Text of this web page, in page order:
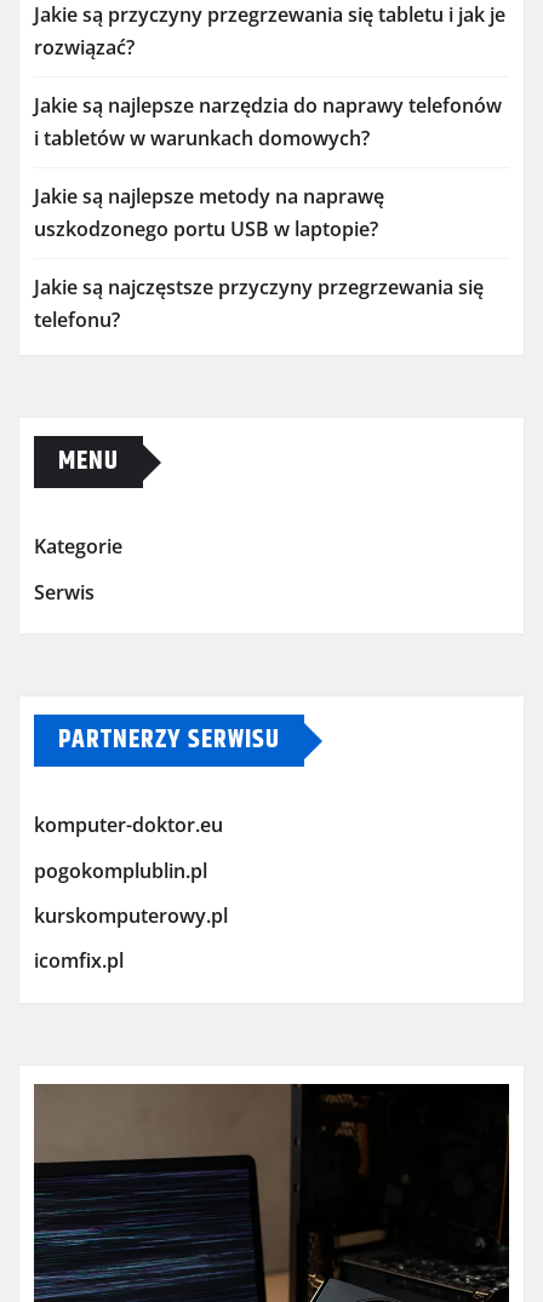
Jakie są przyczyny przegrzewania się tabletu i jak je
rozwiązać?
Jakie są najlepsze narzędzia do naprawy telefonów
i tabletów w warunkach domowych?
Jakie są najlepsze metody na naprawę
uszkodzonego portu USB w laptopie?
Jakie są najczęstsze przyczyny przegrzewania się
telefonu?
MENU
Kategorie
Serwis
PARTNERZY SERWISU
komputer-doktor.eu
pogokomplublin.pl
kurskomputerowy.pl
icomfix.pl